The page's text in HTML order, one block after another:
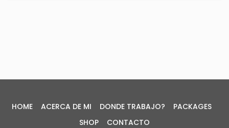
HOME ACERCA DE MI DONDE TRABAJO?
PACKAGES
SHOP
CONTACTO